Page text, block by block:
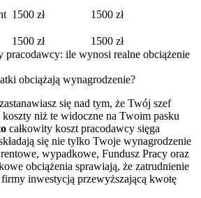
1500 zł 1500 zł
1500 zł
1500 zł
pracodawcy: ile wynosi realne obciążenie
obciążają wynagrodzenie?
się nad tym, że Twój szef
niż te widoczne na Twoim pasku
całkowity koszt pracodawcy sięga
się nie tylko Twoje wynagrodzenie
wypadkowe, Fundusz Pracy oraz
obciążenia sprawiają, że zatrudnienie
inwestycją przewyższającą kwotę